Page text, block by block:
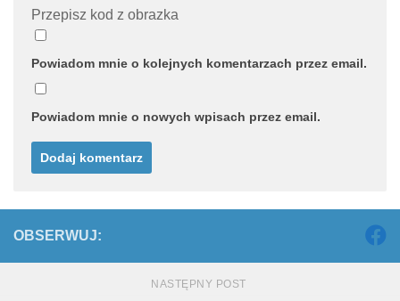
Przepisz kod z obrazka
Powiadom mnie o kolejnych komentarzach przez email.
Powiadom mnie o nowych wpisach przez email.
OBSERWUJ:
NASTĘPNY POST